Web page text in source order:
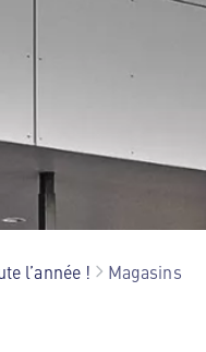
l’année ! Magasins